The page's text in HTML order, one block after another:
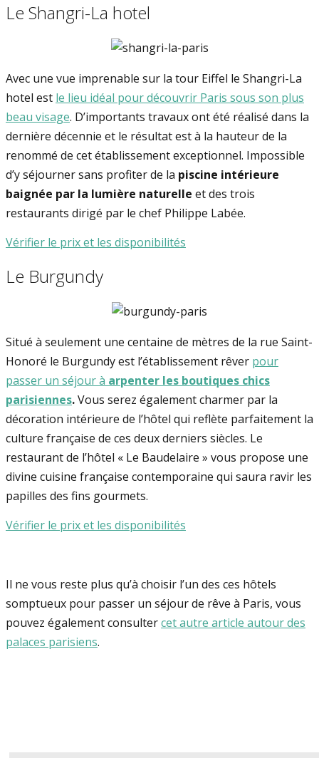
Le Shangri-La hotel
Avec une vue imprenable sur la tour Eiffel le Shangri-La
hotel est le lieu idéal pour découvrir Paris sous son plus
beau visage. D’importants travaux ont été réalisé dans la
dernière décennie et le résultat est à la hauteur de la
renommé de cet établissement exceptionnel. Impossible
d’y séjourner sans profiter de la piscine intérieure
baignée par la lumière naturelle et des trois
restaurants dirigé par le chef Philippe Labée.
Vérifier le prix et les disponibilités
Le Burgundy
Situé à seulement une centaine de mètres de la rue Saint-
Honoré le Burgundy est l’établissement rêver pour
passer un séjour à arpenter les boutiques chics
parisiennes.Vous serez également charmer par la
décoration intérieure de l’hôtel qui reflète parfaitement la
culture française de ces deux derniers siècles. Le
restaurant de l’hôtel « Le Baudelaire » vous propose une
divine cuisine française contemporaine qui saura ravir les
papilles des fins gourmets.
Vérifier le prix et les disponibilités
Il ne vous reste plus qu’à choisir l’un des ces hôtels
somptueux pour passer un séjour de rêve à Paris, vous
pouvez également consultercet autre article autour des
palaces parisiens.